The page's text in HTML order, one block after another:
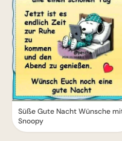
Süße Gute Nacht Wünsche
Snoopy